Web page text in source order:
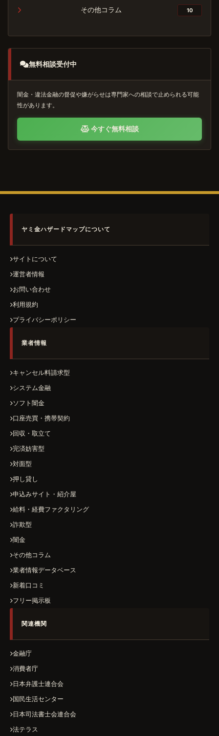
その他コラム 10
無料相談受付中
闇金・違法金融の督促や嫌がらせは専門家への相談で止められる可能
性があります。
今すぐ無料相談
ヤミ金ハザードマップについて
サイトについて
運営者情報
お問い合わせ
利用規約
プライバシーポリシー
業者情報
キャンセル料請求型
システム金融
ソフト闇金
口座売買・携帯契約
回収・取立て
完済妨害型
対面型
押し貸し
申込みサイト・紹介屋
給料・経費ファクタリング
詐欺型
闇金
その他コラム
業者情報データベース
新着口コミ
フリー掲示板
関連機関
金融庁
消費者庁
日本弁護士連合会
国民生活センター
日本司法書士会連合会
法テラス